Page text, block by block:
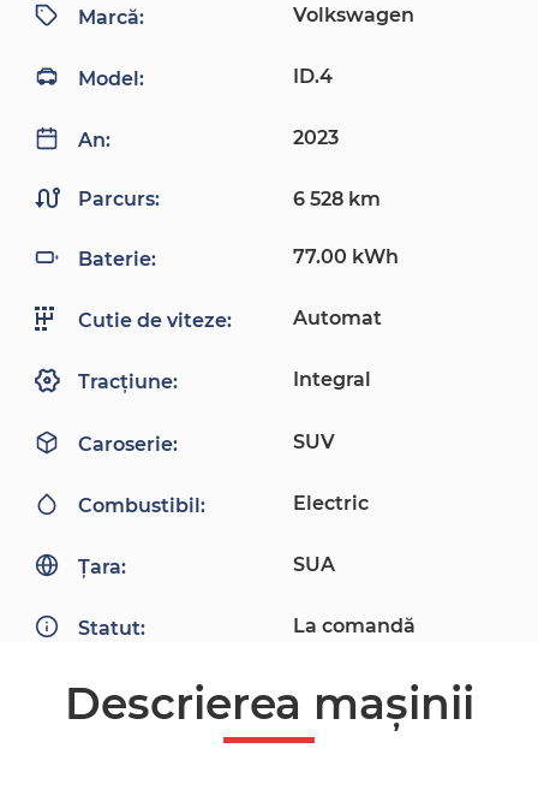
Marcă: Volkswagen
Model: ID.4
An: 2023
Parcurs: 6 528 km
Baterie: 77.00 kWh
Cutie de viteze: Automat
Tracțiune: Integral
Caroserie: SUV
Combustibil: Electric
Țara: SUA
Statut: La comandă
Descrierea mașinii